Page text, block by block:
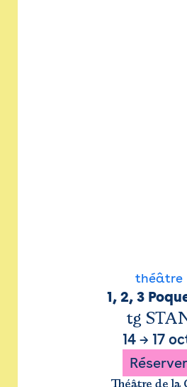
théâtre
1, 2, 3
tg
14 → 17
Réserver
Théâtre de la